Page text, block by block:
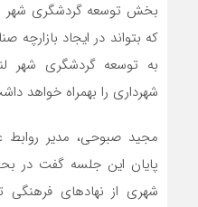
بخش توسعه گردشگری شهر
که بتواند در ایجاد
به توسعه گردشگری شهر
شهرداری را بهمراه خواهد
مجید صبوحی، مدیر روابط
پایان این جلسه گفت در
شهری از نهادهای فرهنگی